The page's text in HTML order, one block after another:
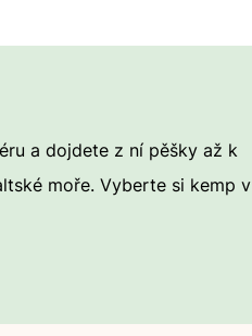
a dojdete z ní pěšky až k
moře. Vyberte si kemp v